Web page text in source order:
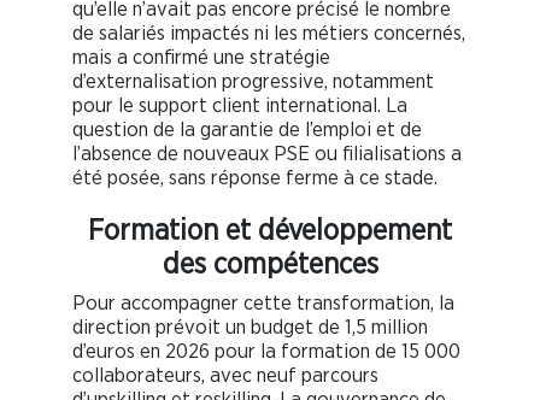
qu’elle n’avait pas encore précisé le nombre
de salariés impactés ni les métiers concernés,
mais a confirmé une stratégie
d’externalisation progressive, notamment
pour le support client international. La
question de la garantie de l’emploi et de
l’absence de nouveaux PSE ou filialisations a
été posée, sans réponse ferme à ce stade.
Formation et développement
des compétences
Pour accompagner cette transformation, la
direction prévoit un budget de 1,5 million
d’euros en 2026 pour la formation de 15 000
collaborateurs, avec neuf parcours